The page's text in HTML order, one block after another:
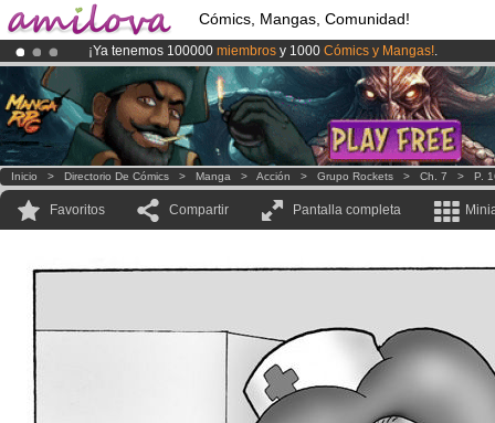
Cómics, Mangas, Comunidad!
¡Ya tenemos 100000 miembros y 1000 Cómics y Mangas!.
¡Conviertete en Premium por3.95 eurosal mes!Hazte Premium ya
El Kickstarter Amilova está desormado lanzado!.
Inicio > Directorio De Cómics > Manga > Acción > Grupo Rockets > Ch. 7 > P.
Favoritos Compartir Pantalla completa